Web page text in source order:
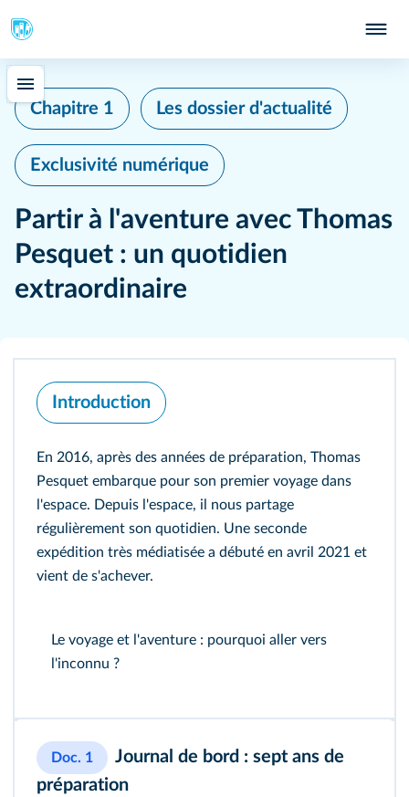
Chapitre 1 Les dossier d'actualité
Exclusivité numérique
Partir à l'aventure avec Thomas
Pesquet : un quotidien
extraordinaire
Introduction
En 2016, après des années de préparation, Thomas
Pesquet embarque pour son premier voyage dans
l'espace. Depuis l'espace, il nous partage
régulièrement son quotidien. Une seconde
expédition très médiatisée a débuté en avril 2021 et
vient de s'achever.
Le voyage et l'aventure : pourquoi aller vers
l'inconnu ?
Doc. 1
Journal de bord : sept ans de
préparation